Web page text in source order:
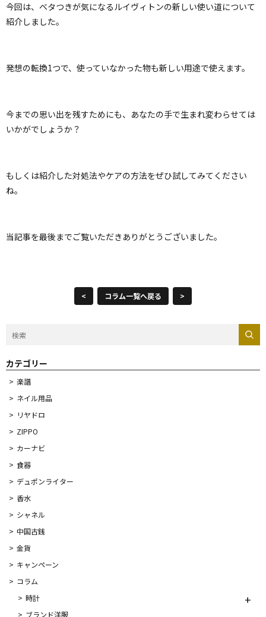
今回は、ベタつきが気になるルイヴィトンの新しい使い道について
紹介しました。
発想の転換1つで、使っていなかった物も新しい用途で使えます。
今までの思い出を残すためにも、あなたの手で生まれ変わらせては
いかがでしょうか？
もしくは紹介した対処法やケアの方法をぜひ試してみてください
ね。
当記事を最後までご覧いただきありがとうございました。
< コラム一覧へ戻る >
カテゴリー
楽譜
ネイル用品
リヤドロ
ZIPPO
カーナビ
食器
デュポンライター
香水
シャネル
中国古銭
金貨
キャンペーン
コラム
時計
ブランド洋服